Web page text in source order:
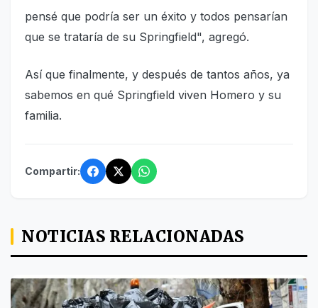
pensé que podría ser un éxito y todos pensarían
que se trataría de su Springfield", agregó.
Así que finalmente, y después de tantos años, ya
sabemos en qué Springfield viven Homero y su
familia.
Compartir:
NOTICIAS RELACIONADAS